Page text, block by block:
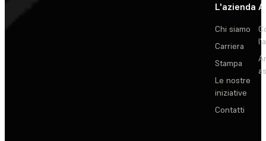
L'azienda
Chi siamo
Carriera
Stampa
Le nostre
iniziative
Contatti